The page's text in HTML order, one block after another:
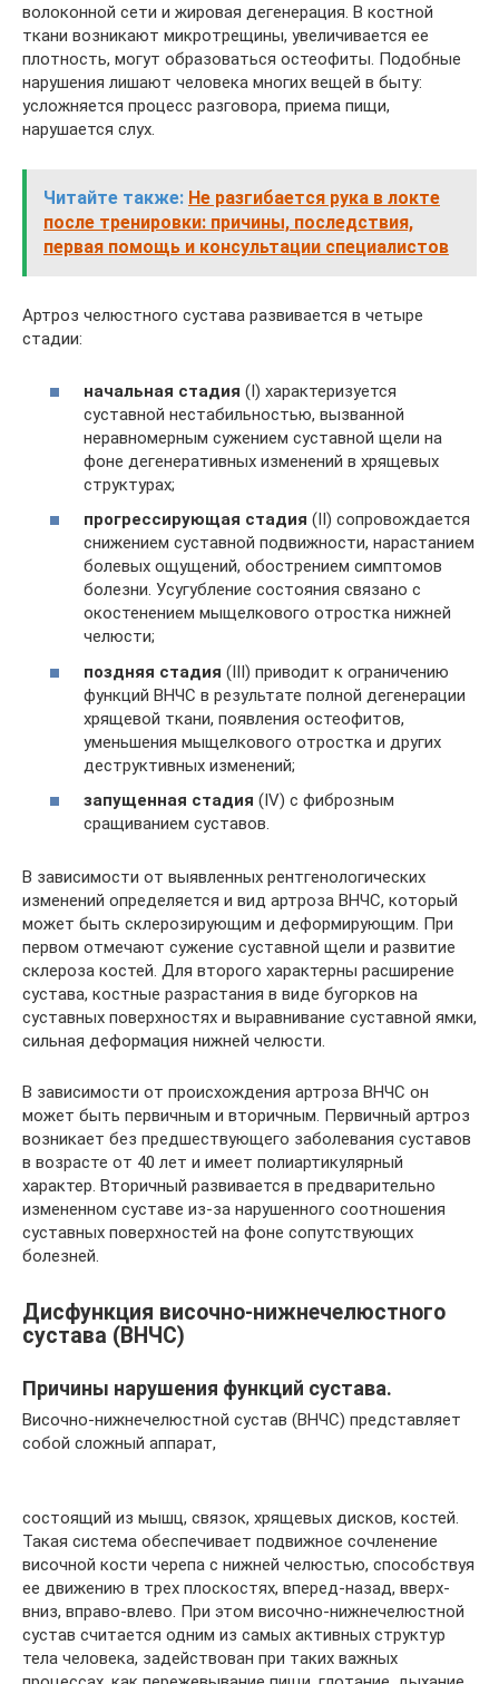
волоконной сети и жировая дегенерация. В костной
ткани возникают микротрещины, увеличивается ее
плотность, могут образоваться остеофиты. Подобные
нарушения лишают человека многих вещей в быту:
усложняется процесс разговора, приема пищи,
нарушается слух.
Читайте также: Не разгибается рука в локте
после тренировки: причины, последствия,
первая помощь и консультации специалистов
Артроз челюстного сустава развивается в четыре
стадии:
начальная стадия (I) характеризуется
суставной нестабильностью, вызванной
неравномерным сужением суставной щели на
фоне дегенеративных изменений в хрящевых
структурах;
прогрессирующая стадия (II) сопровождается
снижением суставной подвижности, нарастанием
болевых ощущений, обострением симптомов
болезни. Усугубление состояния связано с
окостенением мыщелкового отростка нижней
челюсти;
поздняя стадия (III) приводит к ограничению
функций ВНЧС в результате полной дегенерации
хрящевой ткани, появления остеофитов,
уменьшения мыщелкового отростка и других
деструктивных изменений;
запущенная стадия (IV) с фиброзным
сращиванием суставов.
В зависимости от выявленных рентгенологических
изменений определяется и вид артроза ВНЧС, который
может быть склерозирующим и деформирующим. При
первом отмечают сужение суставной щели и развитие
склероза костей. Для второго характерны расширение
сустава, костные разрастания в виде бугорков на
суставных поверхностях и выравнивание суставной ямки,
сильная деформация нижней челюсти.
В зависимости от происхождения артроза ВНЧС он
может быть первичным и вторичным. Первичный артроз
возникает без предшествующего заболевания суставов
в возрасте от 40 лет и имеет полиартикулярный
характер. Вторичный развивается в предварительно
измененном суставе из-за нарушенного соотношения
суставных поверхностей на фоне сопутствующих
болезней.
Дисфункция височно-нижнечелюстного
сустава (ВНЧС)
Причины нарушения функций сустава.
Височно-нижнечелюстной сустав (ВНЧС) представляет
собой сложный аппарат,
состоящий из мышц, связок, хрящевых дисков, костей.
Такая система обеспечивает подвижное сочленение
височной кости черепа с нижней челюстью, способствуя
ее движению в трех плоскостях, вперед-назад, вверх-
вниз, вправо-влево. При этом височно-нижнечелюстной
сустав считается одним из самых активных структур
тела человека, задействован при таких важных